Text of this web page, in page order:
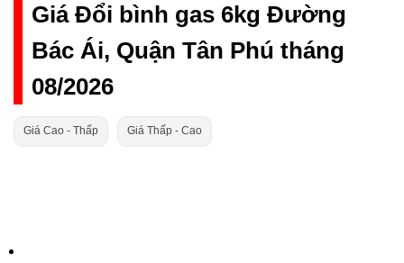
Giá Đổi bình gas 6kg Đường
Bác Ái, Quận Tân Phú tháng
08/2026
Giá Cao - Thấp Giá Thấp - Cao